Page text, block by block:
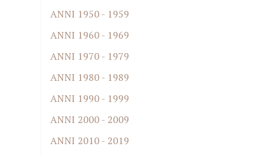
ANNI 1950 - 1959
ANNI 1960 - 1969
ANNI 1970 - 1979
ANNI 1980 - 1989
ANNI 1990 - 1999
ANNI 2000 - 2009
ANNI 2010 - 2019